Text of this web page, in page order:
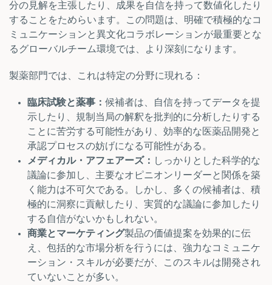
分の見解を主張したり、成果を自信を持って数値化したり
することをためらいます。この問題は、明確で積極的なコ
ミュニケーションと異文化コラボレーションが最重要とな
るグローバルチーム環境では、より深刻になります。
製薬部門では、これは特定の分野に現れる：
臨床試験と薬事： 候補者は、自信を持ってデータを提
示したり、規制当局の解釈を批判的に分析したりする
ことに苦労する可能性があり、効率的な医薬品開発と
承認プロセスの妨げになる可能性がある。
メディカル・アフェアーズ： しっかりとした科学的な
議論に参加し、主要なオピニオンリーダーと関係を築
く能力は不可欠である。しかし、多くの候補者は、積
極的に洞察に貢献したり、実質的な議論に参加したり
する自信がないかもしれない。
商業とマーケティング製品の価値提案を効果的に伝
え、包括的な市場分析を行うには、強力なコミュニケ
ーション・スキルが必要だが、このスキルは開発され
ていないことが多い。